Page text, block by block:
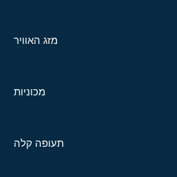
מזג האוויר
מכוניות
תעופה קלה